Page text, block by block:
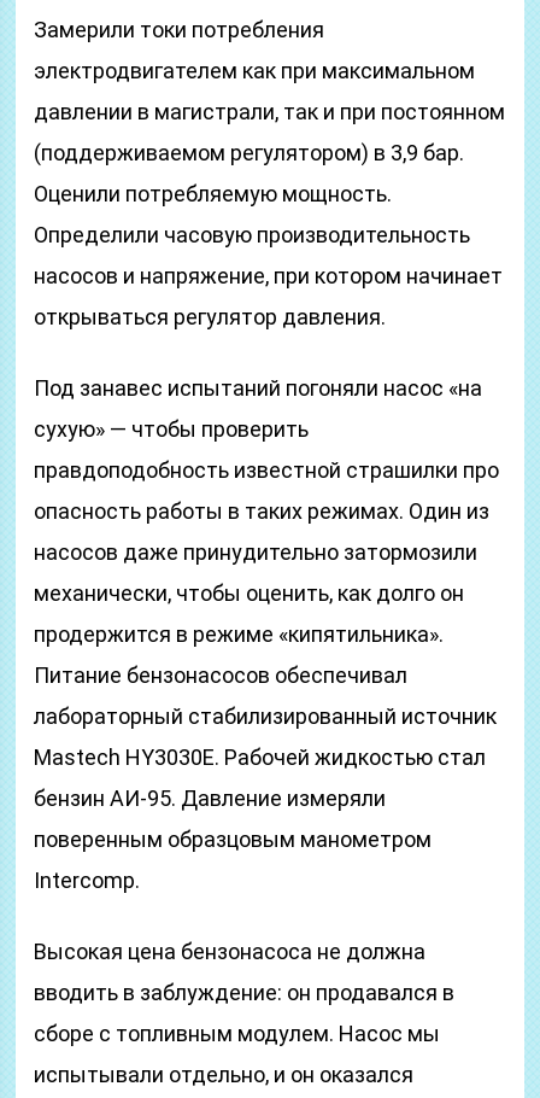
Замерили токи потребления
электродвигателем как при максимальном
давлении в магистрали, так и при постоянном
(поддерживаемом регулятором) в 3,9 бар.
Оценили потребляемую мощность.
Определили часовую производительность
насосов и напряжение, при котором начинает
открываться регулятор давления.
Под занавес испытаний погоняли насос «на
сухую» — чтобы проверить
правдоподобность известной страшилки про
опасность работы в таких режимах. Один из
насосов даже принудительно затормозили
механически, чтобы оценить, как долго он
продержится в режиме «кипятильника».
Питание бензонасосов обеспечивал
лабораторный стабилизированный источник
Mastech HY3030E. Рабочей жидкостью стал
бензин АИ‑95. Давление измеряли
поверенным образцовым манометром
Intercomp.
Высокая цена бензонасоса не должна
вводить в заблуждение: он продавался в
сборе с топливным модулем. Насос мы
испытывали отдельно, и он оказался